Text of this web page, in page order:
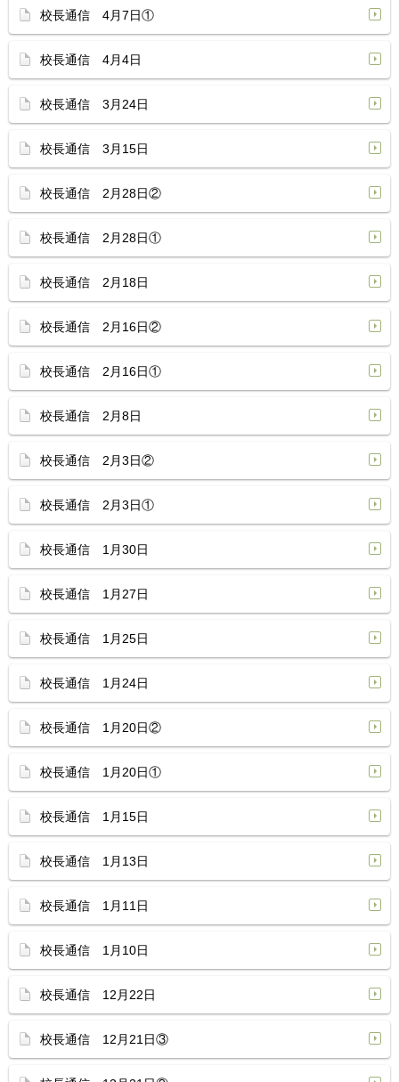
校長通信 4月7日①
校長通信 4月4日
校長通信 3月24日
校長通信 3月15日
校長通信 2月28日②
校長通信 2月28日①
校長通信 2月18日
校長通信 2月16日②
校長通信 2月16日①
校長通信 2月8日
校長通信 2月3日②
校長通信 2月3日①
校長通信 1月30日
校長通信 1月27日
校長通信 1月25日
校長通信 1月24日
校長通信 1月20日②
校長通信 1月20日①
校長通信 1月15日
校長通信 1月13日
校長通信 1月11日
校長通信 1月10日
校長通信 12月22日
校長通信 12月21日③